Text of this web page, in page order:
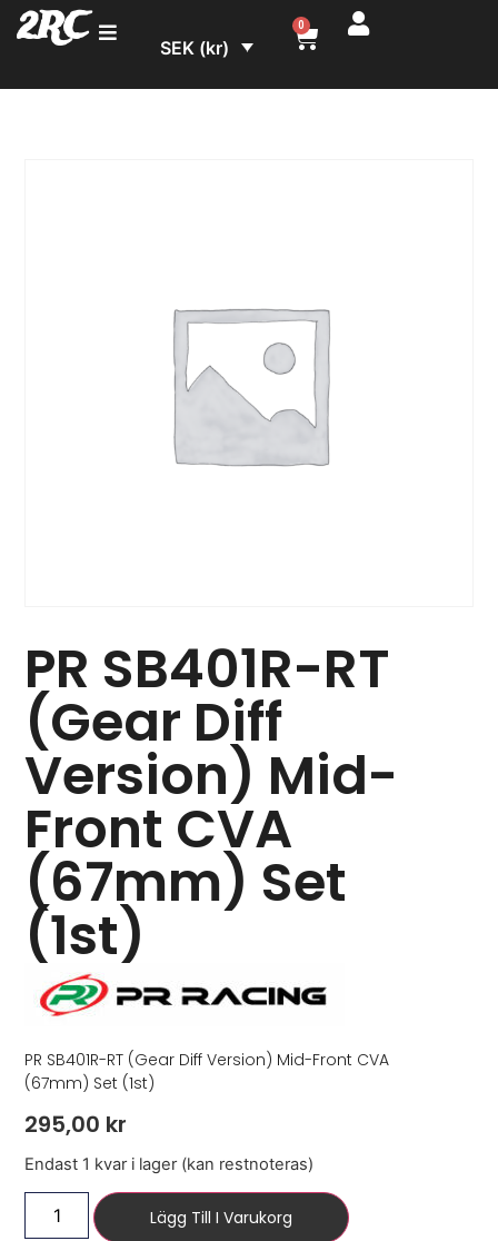
2RC SEK (kr)
0
PR SB401R-RT
(Gear Diff
Version) Mid-
Front CVA
(67mm) Set
(1st)
PR SB401R-RT (Gear Diff Version) Mid-Front CVA
(67mm) Set (1st)
295,00 kr
Endast 1 kvar i lager (kan restnoteras)
Lägg Till I Varukorg